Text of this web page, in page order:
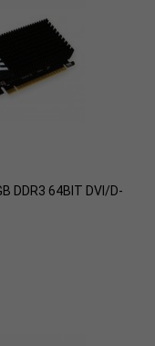
DDR3 64BIT DVI/D-